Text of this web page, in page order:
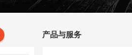
产品与服务